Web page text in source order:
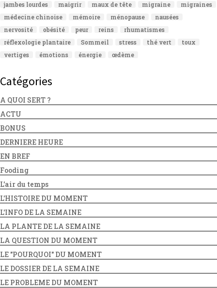
jambes lourdes
maigrir maux de tête migraine
migraines
médecine chinoise
mémoire ménopause
nausées
nervosité
obésité peur reins
rhumatismes
réflexologie plantaire
Sommeil stress thé vert
toux
vertiges
émotions énergie œdème
Catégories
A QUOI SERT ?
ACTU
BONUS
DERNIERE HEURE
EN BREF
Fooding
L'air du temps
L'HISTOIRE DU MOMENT
L'INFO DE LA SEMAINE
LA PLANTE DE LA SEMAINE
LA QUESTION DU MOMENT
LE "POURQUOI" DU MOMENT
LE DOSSIER DE LA SEMAINE
LE PROBLEME DU MOMENT